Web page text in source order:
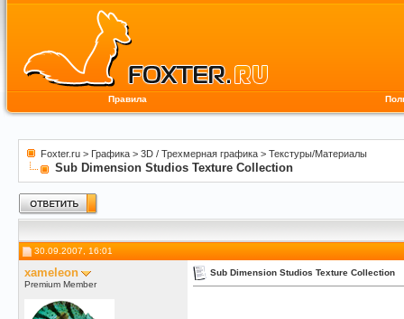
Правила
Foxter.ru > Графика > 3D / Трехмерная графика > Текстуры/Материалы
Sub Dimension Studios Texture Collection
30.09.2007, 16:01
xameleon
Premium Member
Sub Dimension Studios Texture Collection